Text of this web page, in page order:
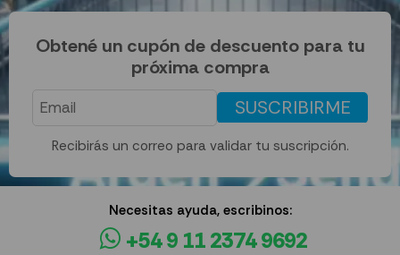
Obtené un cupón de descuento para tu
próxima compra
SUSCRIBIRME
Recibirás un correo para validar tu suscripción.
Necesitas ayuda, escribinos:
+54 9 11 2374 9692